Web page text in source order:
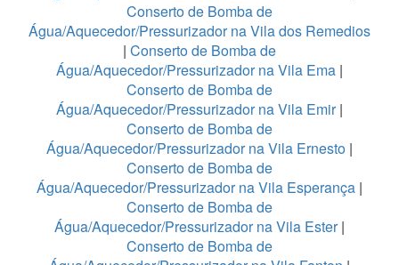
Conserto de Bomba de
Água/Aquecedor/Pressurizador na Vila dos Remedios
| Conserto de Bomba de
Água/Aquecedor/Pressurizador na Vila Ema |
Conserto de Bomba de
Água/Aquecedor/Pressurizador na Vila Emir|
Conserto de Bomba de
Água/Aquecedor/Pressurizador na Vila Ernesto |
Conserto de Bomba de
Água/Aquecedor/Pressurizador na Vila Esperança |
Conserto de Bomba de
Água/Aquecedor/Pressurizador na Vila Ester|
Conserto de Bomba de